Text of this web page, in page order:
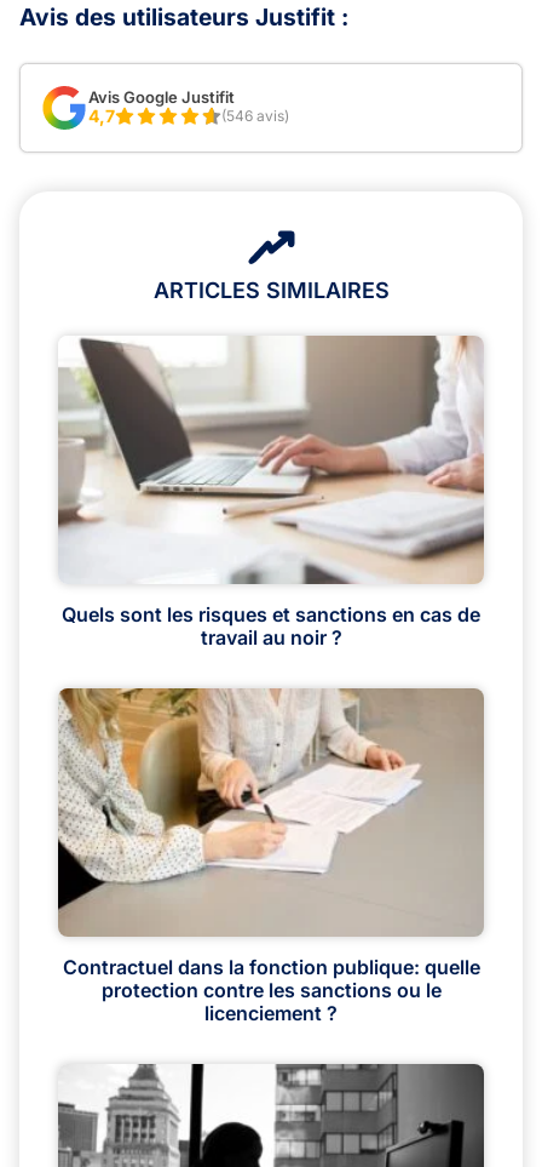
Avis des utilisateurs Justifit :
Avis Google Justifit
4,7 (546 avis)
ARTICLES SIMILAIRES
Quels sont les risques et sanctions en cas de
travail au noir ?
Contractuel dans la fonction publique: quelle
protection contre les sanctions ou le
licenciement ?